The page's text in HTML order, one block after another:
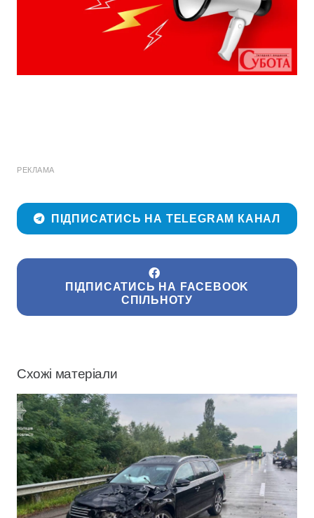
РЕКЛАМА
ПІДПИСАТИСЬ НА TELEGRAM КАНАЛ
ПІДПИСАТИСЬ НА FACEBOOK
СПІЛЬНОТУ
Схожі матеріали